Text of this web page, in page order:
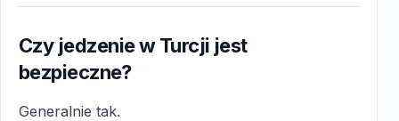
Czy jedzenie w Turcji jest
bezpieczne?
Generalnie tak.